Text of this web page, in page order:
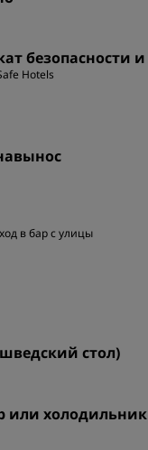
безопасности
Hotels
в бар с улицы
стол)
или холодильник